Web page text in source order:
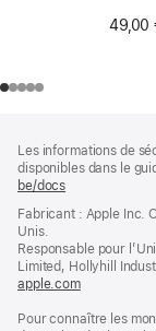
49,00
de
page
de
bas
page
Les informations de
disponibles dans le
be/docs
une
fenêtre)
Fabricant : Apple Inc.
Unis.
Responsable pour
Limited, Hollyhill
apple.com(s’ouvre
une
Pour connaître les